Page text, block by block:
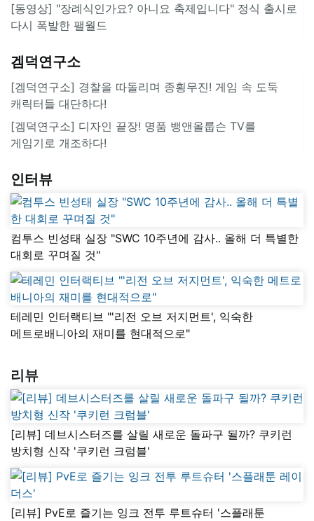
[동영상] "장례식인가요? 아니요 축제입니다" 정식 출시로
다시 폭발한 팰월드
겜덕연구소
[겜덕연구소] 경찰을 따돌리며 종횡무진! 게임 속 도둑
캐릭터들 대단하다!
[겜덕연구소] 디자인 끝장! 명품 뱅앤올룹슨 TV를
게임기로 개조하다!
인터뷰
컴투스 빈성태 실장 "SWC 10주년에 감사.. 올해 더 특별한
대회로 꾸며질 것"
테레민 인터랙티브 "'리전 오브 저지먼트', 익숙한
메트로배니아의 재미를 현대적으로"
리뷰
[리뷰] 데브시스터즈를 살릴 새로운 돌파구 될까? 쿠키런
방치형 신작 '쿠키런 크럼블'
[리뷰] PvE로 즐기는 잉크 전투 루트슈터 '스플래툰